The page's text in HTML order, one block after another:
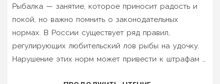
Рыбалка — занятие, которое приносит радость и
покой, но важно помнить о законодательных
нормах. В России существует ряд правил,
регулирующих любительский лов рыбы на удочку.
Нарушение этих норм может привести к штрафам и